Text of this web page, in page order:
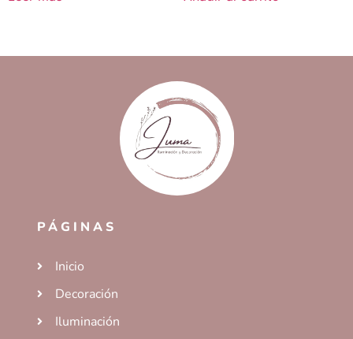
PÁGINAS
Inicio
Decoración
Iluminación